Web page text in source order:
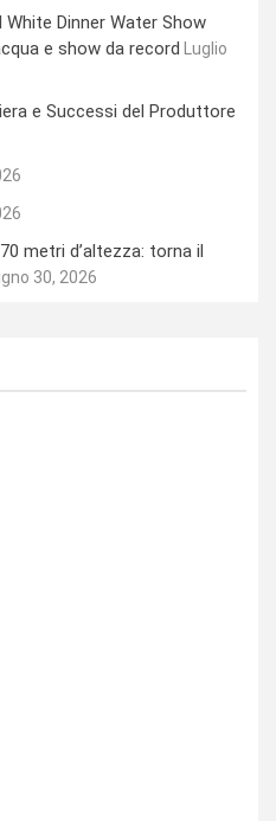
White Dinner Water Show
e show da record Luglio
e Successi del Produttore
metri d’altezza: torna il
30, 2026